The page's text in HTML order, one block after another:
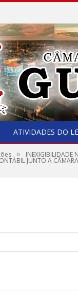
ATIVIDADES DO
» INEXIGIBILIDADE
JUNTO A